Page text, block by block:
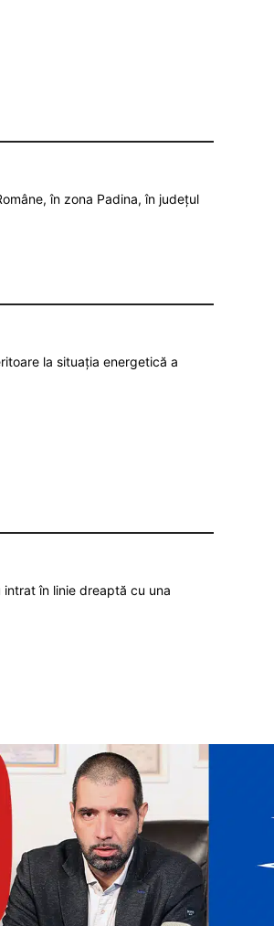
în zona Padina, în județul
la situația energetică a
în linie dreaptă cu una